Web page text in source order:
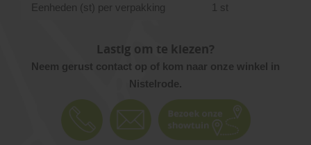
Eenheden (st) per verpakking 1 st
Lastig om te kiezen?
Neem gerust contact op of kom naar onze winkel in
Nistelrode.